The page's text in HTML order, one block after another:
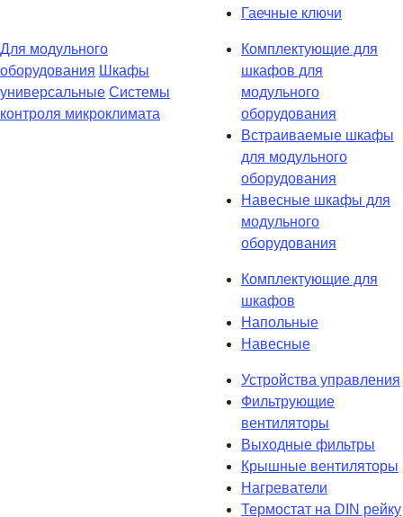
Гаечные ключи
Для модульного
оборудования Шкафы
универсальные Системы
контроля микроклимата
Комплектующие для
шкафов для
модульного
оборудования
Встраиваемые шкафы
для модульного
оборудования
Навесные шкафы для
модульного
оборудования
Комплектующие для
шкафов
Напольные
Навесные
Устройства управления
Фильтрующие
вентиляторы
Выходные фильтры
Крышные вентиляторы
Нагреватели
Термостат на DIN рейку